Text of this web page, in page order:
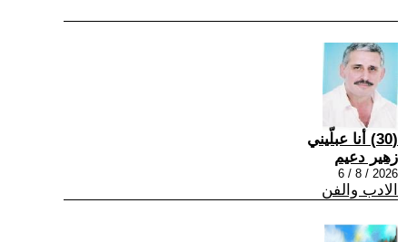
(30) أنا عبلّيني
زهير دعيم
2026 / 8 / 6
الادب والفن